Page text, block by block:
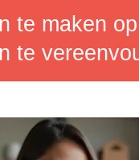
te maken
te